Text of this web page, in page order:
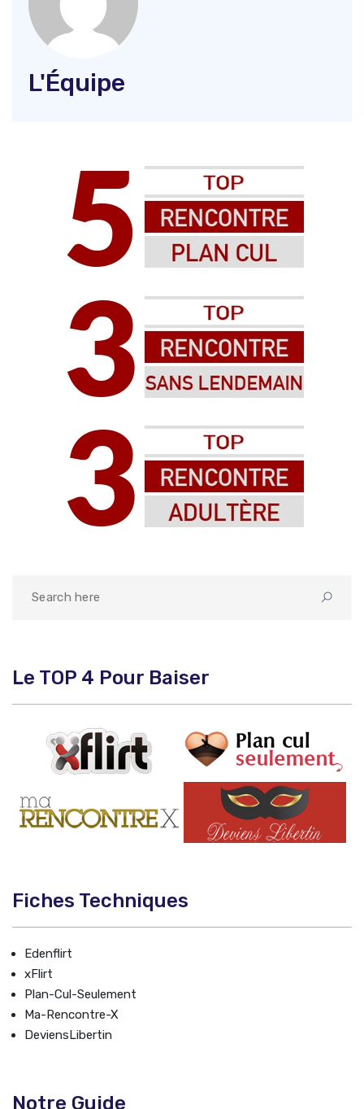
L'Équipe
Le TOP 4 Pour Baiser
Fiches Techniques
Edenflirt
xFlirt
Plan-Cul-Seulement
Ma-Rencontre-X
DeviensLibertin
Notre Guide